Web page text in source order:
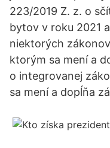
223/2019 Z. z. o
bytov v roku 2021
niektorých
ktorým sa mení a
o integrovanej
sa mení a dopĺňa